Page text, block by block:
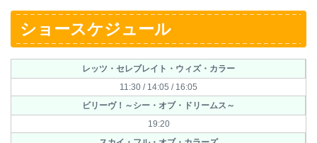
ショースケジュール
レッツ・セレブレイト・ウィズ・カラー
11:30 / 14:05 / 16:05
ビリーヴ！～シー・オブ・ドリームス～
19:20